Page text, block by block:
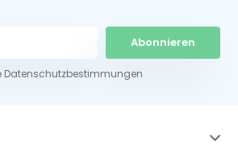
Abonnieren
Datenschutzbestimmungen